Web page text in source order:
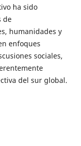
ha sido
de
humanidades y
enfoques
sociales,
del sur global.